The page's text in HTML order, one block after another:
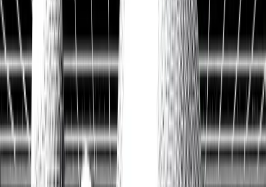
Kostenlos Aktien analysieren
Data API entdecken